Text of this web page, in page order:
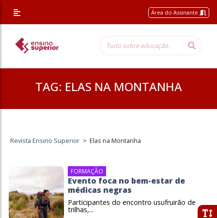
Área do Assinante
TAG: ELAS NA MONTANHA
Revista Ensino Superior > Elas na Montanha
FORMAÇÃO
Evento foca no bem-estar de
médicas negras
Participantes do encontro usufruirão de
trilhas,...